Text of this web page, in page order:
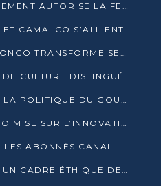
FOOTBALL : LE GOUVERNEMENT AUTORISE LA FECOFOOT À OCCUPER LES COMPLEXES SPORTIFS
CAMEROUN : L’ÉTAT, AGL ET CAMALCO S’ALLIENT POUR UN MÉGA-PROJET FERROVIAIRE
ENVIRONNEMENT : AGL CONGO TRANSFORME SES DÉCHETS EN OUTILS DE FORMATION
DES HOMMES ET FEMMES DE CULTURE DISTINGUÉS POUR LEUR ENGAGEMENT PAR BANTOU CULTURE
MATHIAS DZON CRITIQUE LA POLITIQUE DU GOUVERNEMENT ET ALERTE SUR LA DETTE DU CONGO
OSIANE 2026 : MTN CONGO MISE SUR L’INNOVATION POUR RELEVER LES DÉFIS AFRICAINS
COUPE DU MONDE 2026 : LES ABONNÉS CANAL+ AU CONGO DÉÇUS À QUELQUES JOURS DU COUP D’ENVOI
LE CONGO PLAIDE POUR UN CADRE ÉTHIQUE DE L’INTELLIGENCE ARTIFICIELLE À DAKAR